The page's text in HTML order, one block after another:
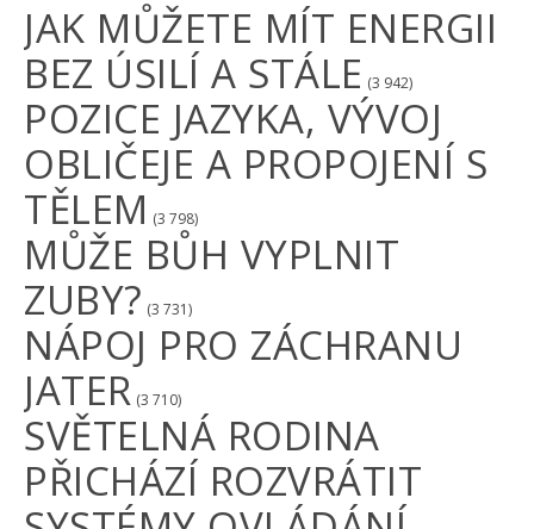
JAK MŮŽETE MÍT ENERGII
BEZ ÚSILÍ A STÁLE (3 942)
POZICE JAZYKA, VÝVOJ
OBLIČEJE A PROPOJENÍ S
TĚLEM (3 798)
MŮŽE BŮH VYPLNIT
ZUBY? (3 731)
NÁPOJ PRO ZÁCHRANU
JATER (3 710)
SVĚTELNÁ RODINA
PŘICHÁZÍ ROZVRÁTIT